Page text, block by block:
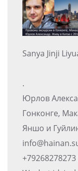
Sanya Jinji
.
Юрлов
Гонконге,
Яншо и